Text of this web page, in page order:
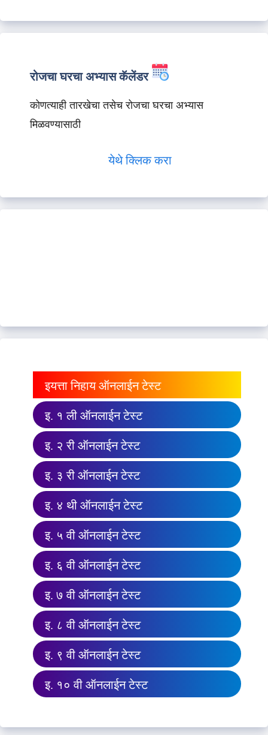
रोजचा घरचा अभ्यास कॅलेंडर
कोणत्याही तारखेचा तसेच रोजचा घरचा अभ्यास
मिळवण्यासाठी
येथे क्लिक करा
इयत्ता निहाय ऑनलाईन टेस्ट
इ. १ ली ऑनलाईन टेस्ट
इ. २ री ऑनलाईन टेस्ट
इ. ३ री ऑनलाईन टेस्ट
इ. ४ थी ऑनलाईन टेस्ट
इ. ५ वी ऑनलाईन टेस्ट
इ. ६ वी ऑनलाईन टेस्ट
इ. ७ वी ऑनलाईन टेस्ट
इ. ८ वी ऑनलाईन टेस्ट
इ. ९ वी ऑनलाईन टेस्ट
इ. १० वी ऑनलाईन टेस्ट